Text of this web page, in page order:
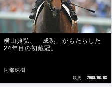
横山典弘、「成熟」がもたらした
24年目の初戴冠。
阿部珠樹
競馬 2009/06/08